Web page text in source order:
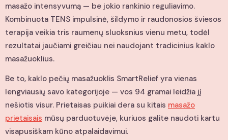
masažo intensyvumą — be jokio rankinio reguliavimo.
Kombinuota TENS impulsinė, šildymo ir raudonosios šviesos
terapija veikia tris raumenų sluoksnius vienu metu, todėl
rezultatai jaučiami greičiau nei naudojant tradicinius kaklo
masažuoklius.
Be to, kaklo pečių masažuoklis SmartRelief yra vienas
lengviausių savo kategorijoje — vos 94 gramai leidžia jį
nešiotis visur. Prietaisas puikiai dera su kitais masažo
prietaisais mūsų parduotuvėje, kuriuos galite naudoti kartu
visapusiškam kūno atpalaidavimui.